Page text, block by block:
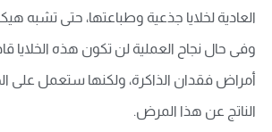
العادية لخلايا جذعية وطباعتها، حتى تشبه
وفى حال نجاح العملية لن تكون هذه الخلايا
أمراض فقدان الذاكرة، ولكنها ستعمل على
الناتج عن هذا المرض.